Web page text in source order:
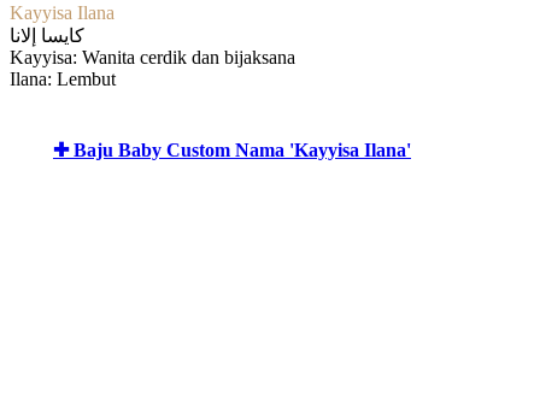
Kayyisa Ilana
كايسا إلانا
Kayyisa: Wanita cerdik dan bijaksana
Ilana: Lembut
✚ Baju Baby Custom Nama 'Kayyisa Ilana'